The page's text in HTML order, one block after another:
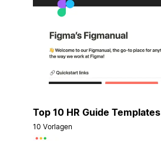
Top 10 HR Guide Templates
10 Vorlagen